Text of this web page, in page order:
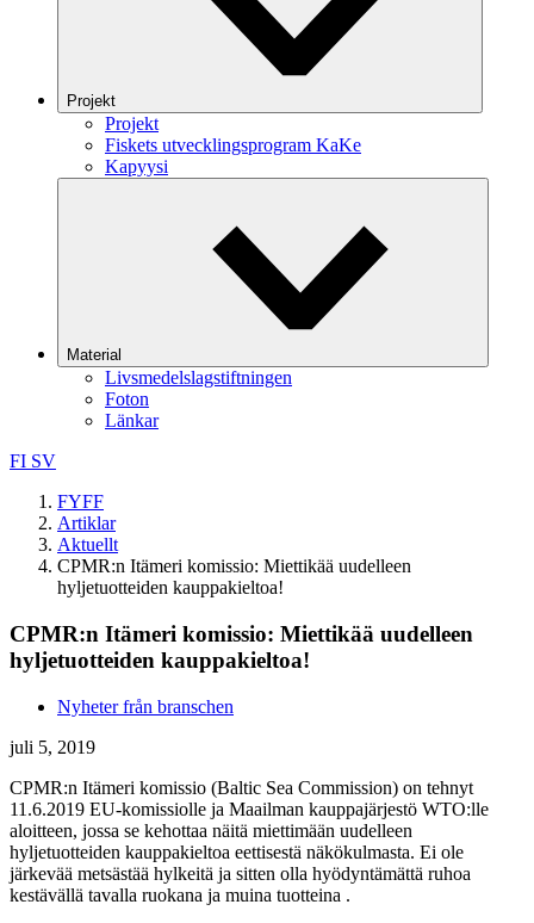
Projekt
Projekt
Fiskets utvecklingsprogram KaKe
Kapyysi
Material
Livsmedelslagstiftningen
Foton
Länkar
FI SV
FYFF
Artiklar
Aktuellt
CPMR:n Itämeri komissio: Miettikää uudelleen
hyljetuotteiden kauppakieltoa!
CPMR:n Itämeri komissio: Miettikää uudelleen
hyljetuotteiden kauppakieltoa!
Nyheter från branschen
juli 5, 2019
CPMR:n Itämeri komissio (Baltic Sea Commission) on tehnyt
11.6.2019 EU-komissiolle ja Maailman kauppajärjestö WTO:lle
aloitteen, jossa se kehottaa näitä miettimään uudelleen
hyljetuotteiden kauppakieltoa eettisestä näkökulmasta. Ei ole
järkevää metsästää hylkeitä ja sitten olla hyödyntämättä ruhoa
kestävällä tavalla ruokana ja muina tuotteina .